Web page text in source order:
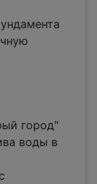
город"
воды в